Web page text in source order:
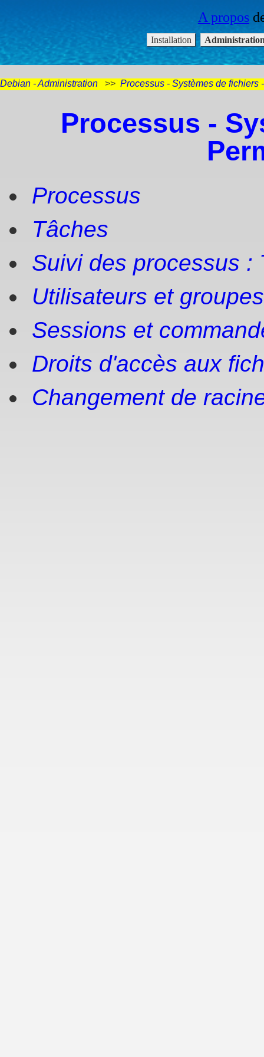
Debian - Administration >> Processus - Systèmes de fichiers
Processus -
Processus
Tâches
Suivi des processus :
Utilisateurs et groupes
Sessions et
Droits d'accès aux
Changement de